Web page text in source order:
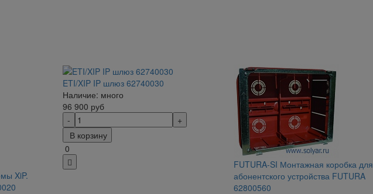
XiP.
ETI/XIP IP шлюз 62740030
Наличие: много
96 900 руб
В корзину
0
FUTURA-SI Монтажная коробка для
абонентского устройства FUTURA
62800560